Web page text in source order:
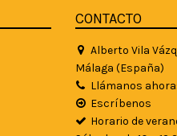
CONTACTO
Alberto Vila
Málaga (España)
Llámanos ahora:
Escríbenos
Horario de